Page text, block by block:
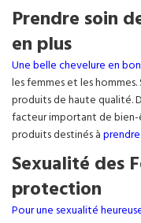
Prendre soin
en plus
Une belle chevelure en
les femmes et les
produits de haute qualité.
facteur important de
produits destinés à
Sexualité des
protection
Pour une sexualité